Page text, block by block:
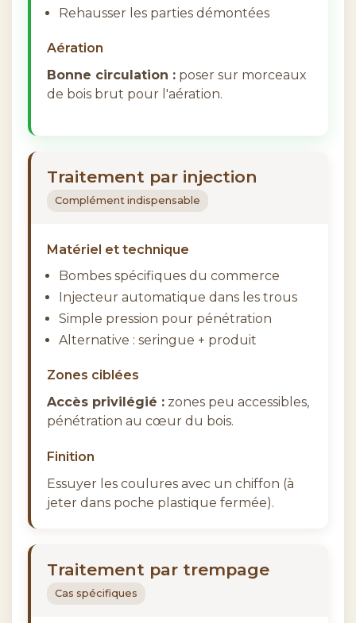
Rehausser les parties démontées
Aération
Bonne circulation : poser sur morceaux
de bois brut pour l'aération.
Traitement par injection
Complément indispensable
Matériel et technique
Bombes spécifiques du commerce
Injecteur automatique dans les trous
Simple pression pour pénétration
Alternative : seringue + produit
Zones ciblées
Accès privilégié : zones peu accessibles,
pénétration au cœur du bois.
Finition
Essuyer les coulures avec un chiffon (à
jeter dans poche plastique fermée).
Traitement par trempage
Cas spécifiques